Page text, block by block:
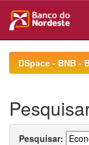
navigationDSpace - BNB -
Pesquisar: